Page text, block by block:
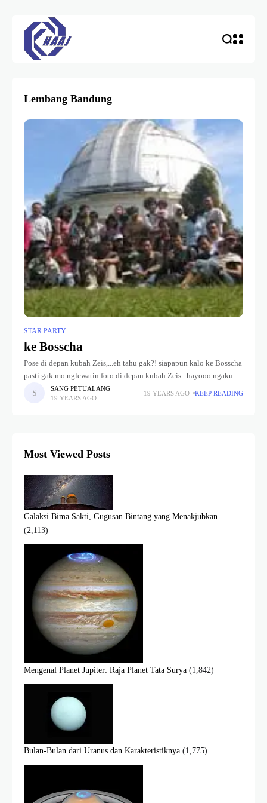
Lembang Bandung
STAR PARTY
ke Bosscha
Pose di depan kubah Zeis,...eh tahu gak?! siapapun kalo ke Bosscha
pasti gak mo nglewatin foto di depan kubah Zeis...hayooo ngaku
aja...Bulan Lalu, star party HAAJ ke -2 dilaksanakan di
SANG PETUALANG
19 YEARS AGO
19 YEARS AGO KEEP READING
Most Viewed Posts
Galaksi Bima Sakti, Gugusan Bintang yang Menakjubkan
(2,113)
Mengenal Planet Jupiter: Raja Planet Tata Surya (1,842)
Bulan-Bulan dari Uranus dan Karakteristiknya (1,775)